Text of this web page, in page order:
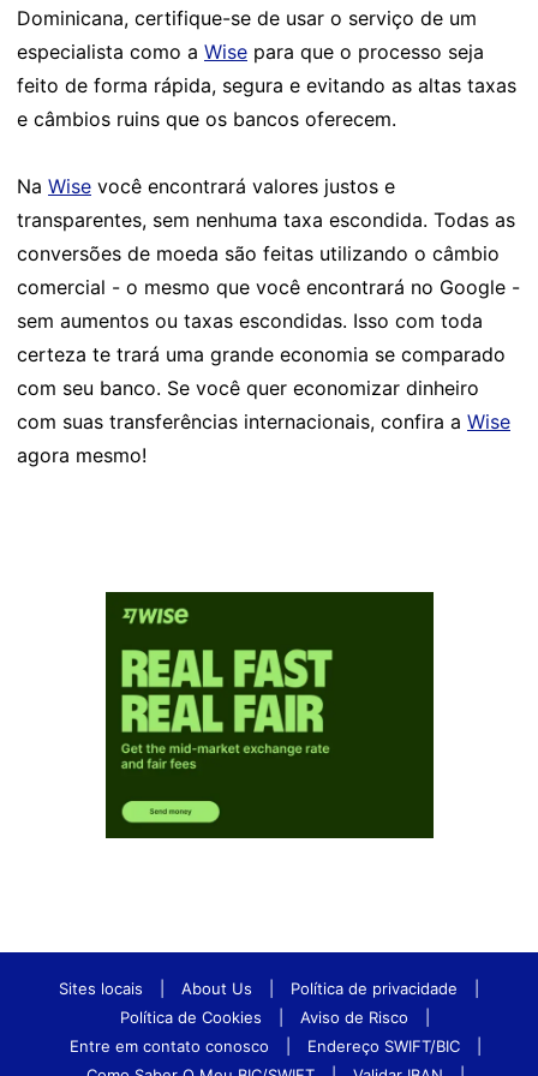
Dominicana, certifique-se de usar o serviço de um
especialista como a Wise para que o processo seja
feito de forma rápida, segura e evitando as altas taxas
e câmbios ruins que os bancos oferecem.
Na Wise você encontrará valores justos e
transparentes, sem nenhuma taxa escondida. Todas as
conversões de moeda são feitas utilizando o câmbio
comercial - o mesmo que você encontrará no Google -
sem aumentos ou taxas escondidas. Isso com toda
certeza te trará uma grande economia se comparado
com seu banco. Se você quer economizar dinheiro
com suas transferências internacionais, confira a Wise
agora mesmo!
Sites locais About Us Política de privacidade
Política de Cookies
Aviso de Risco
Entre em contato conosco
Endereço SWIFT/BIC